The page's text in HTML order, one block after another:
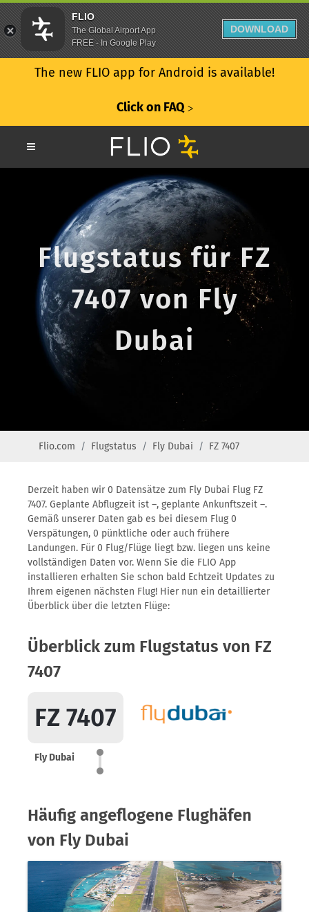
The new FLIO app for Android is available!
Click on FAQ ᐳ
Flugstatus für FZ
7407 von Fly
Dubai
Flio.com Flugstatus Fly Dubai FZ 7407
Derzeit haben wir 0 Datensätze zum Fly Dubai Flug FZ
7407. Geplante Abflugzeit ist –, geplante Ankunftszeit –.
Gemäß unserer Daten gab es bei diesem Flug 0
Verspätungen, 0 pünktliche oder auch frühere
Landungen. Für 0 Flug/Flüge liegt bzw. liegen uns keine
vollständigen Daten vor. Wenn Sie die FLIO App
installieren erhalten Sie schon bald Echtzeit Updates zu
Ihrem eigenen nächsten Flug! Hier nun ein detaillierter
Überblick über die letzten Flüge:
Überblick zum Flugstatus von FZ
7407
FZ 7407
Fly Dubai
Häufig angeflogene Flughäfen
von Fly Dubai
FLIO
The Global Airport App
FREE - In Google Play
DOWNLOAD